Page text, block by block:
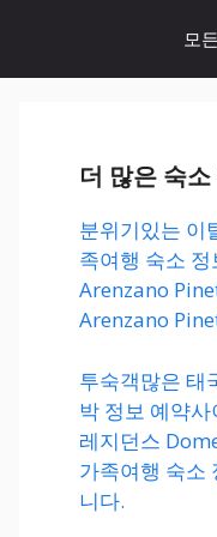
모
더 많은 숙
분위기있는 이
족여행 숙소
Arenzano
Arenzano
투숙객많은 태
박 정보 예약
레지던스
가족여행 숙소
니다.